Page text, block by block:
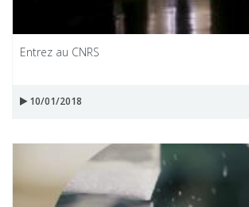
Entrez au CNRS
10/01/2018